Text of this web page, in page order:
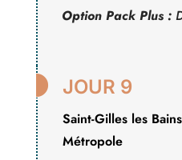
Option Pack Plus :
 JOUR 9
Saint-Gilles les
Métropole